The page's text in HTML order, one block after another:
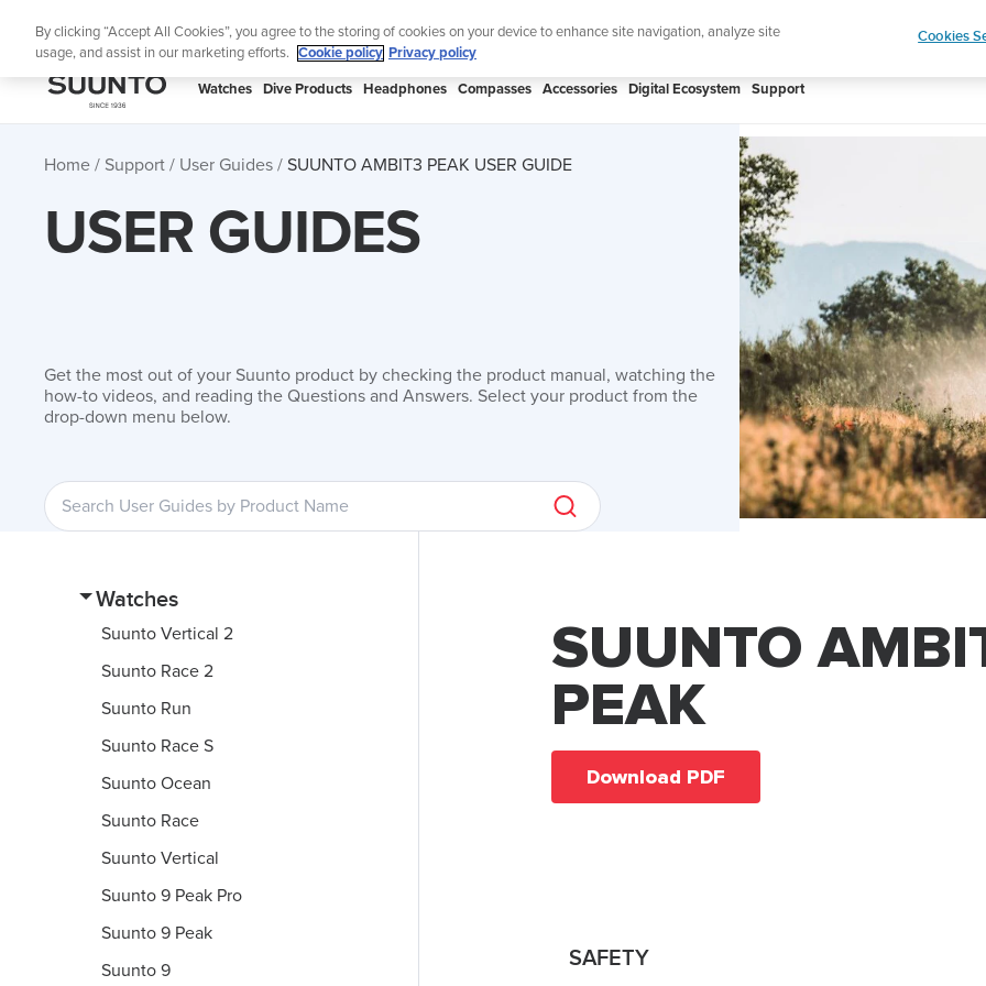
Lightweight sports watch designed for runners Shop
SUUNTO
Watches Dive Products Headphones Compasses Accessories Digital Ecosystem Support
Home Support User Guides SUUNTO AMBIT3 PEAK USER GUIDE
USER GUIDES
Get the most out of your Suunto product by checking the product manual, watching the
how-to videos, and reading the Questions and Answers. Select your product from the
drop-down menu below.
Watches
Suunto Vertical 2
Suunto Race 2
Suunto Run
Suunto Race S
Suunto Ocean
Suunto Race
Suunto Vertical
Suunto 9 Peak Pro
Suunto 9 Peak
Suunto 9
SUUNTO
PEAK
Download PDF
SAFETY
By clicking “Accept All Cookies”, you agree to the storing of cookies on your device to enhance site navigation, analyze site
usage, and assist in our marketing efforts.
Cookie policy Privacy policy
Cookies